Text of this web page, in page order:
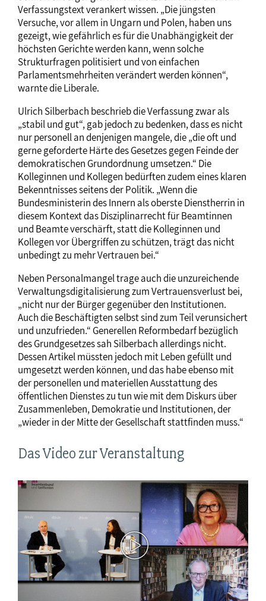
Verfassungstext verankert wissen. „Die jüngsten
Versuche, vor allem in Ungarn und Polen, haben uns
gezeigt, wie gefährlich es für die Unabhängigkeit der
höchsten Gerichte werden kann, wenn solche
Strukturfragen politisiert und von einfachen
Parlamentsmehrheiten verändert werden können“,
warnte die Liberale.
Ulrich Silberbach beschrieb die Verfassung zwar als
„stabil und gut“, gab jedoch zu bedenken, dass es nicht
nur personell an denjenigen mangele, die „die oft und
gerne geforderte Härte des Gesetzes gegen Feinde der
demokratischen Grundordnung umsetzen.“ Die
Kolleginnen und Kollegen bedürften zudem eines klaren
Bekenntnisses seitens der Politik. „Wenn die
Bundesministerin des Innern als oberste Dienstherrin in
diesem Kontext das Disziplinarrecht für Beamtinnen
und Beamte verschärft, statt die Kolleginnen und
Kollegen vor Übergriffen zu schützen, trägt das nicht
unbedingt zu mehr Vertrauen bei.“
Neben Personalmangel trage auch die unzureichende
Verwaltungsdigitalisierung zum Vertrauensverlust bei,
„nicht nur der Bürger gegenüber den Institutionen.
Auch die Beschäftigten selbst sind zum Teil verunsichert
und unzufrieden.“ Generellen Reformbedarf bezüglich
des Grundgesetzes sah Silberbach allerdings nicht.
Dessen Artikel müssten jedoch mit Leben gefüllt und
umgesetzt werden können, und das habe ebenso mit
der personellen und materiellen Ausstattung des
öffentlichen Dienstes zu tun wie mit dem Diskurs über
Zusammenleben, Demokratie und Institutionen, der
„wieder in der Mitte der Gesellschaft stattfinden muss.“
Das Video zur Veranstaltung